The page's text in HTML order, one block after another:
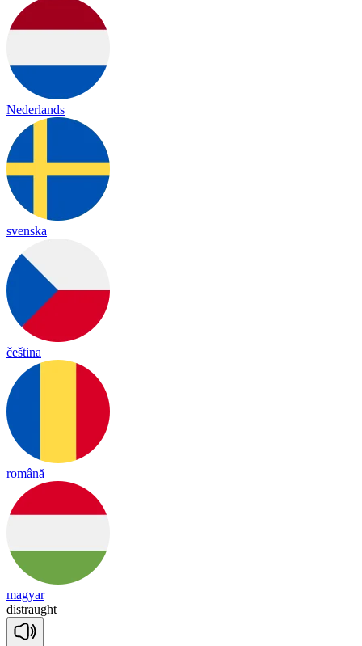
Nederlands
svenska
čeština
română
magyar
distraught